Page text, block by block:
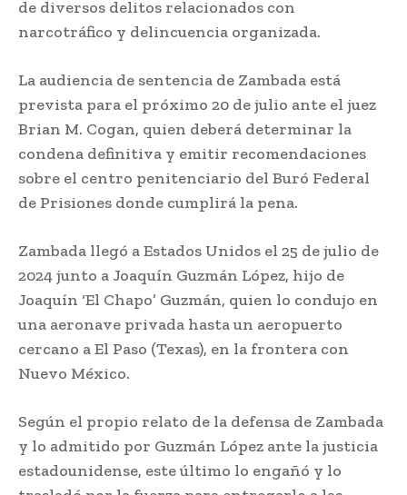
de diversos delitos relacionados con
narcotráfico y delincuencia organizada.
La audiencia de sentencia de Zambada está
prevista para el próximo 20 de julio ante el juez
Brian M. Cogan, quien deberá determinar la
condena definitiva y emitir recomendaciones
sobre el centro penitenciario del Buró Federal
de Prisiones donde cumplirá la pena.
Zambada llegó a Estados Unidos el 25 de julio de
2024 junto a Joaquín Guzmán López, hijo de
Joaquín ‘El Chapo’ Guzmán, quien lo condujo en
una aeronave privada hasta un aeropuerto
cercano a El Paso (Texas), en la frontera con
Nuevo México.
Según el propio relato de la defensa de Zambada
y lo admitido por Guzmán López ante la justicia
estadounidense, este último lo engañó y lo